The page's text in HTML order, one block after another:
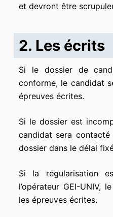
et devront être
2. Les écrits
Si le dossier de
conforme, le candidat
épreuves écrites.
Si le dossier est
candidat sera
dossier dans le délai
Si la régularisation
l’opérateur GEI-UNIV,
les épreuves écrites.